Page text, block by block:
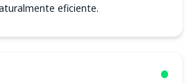
eficiente.